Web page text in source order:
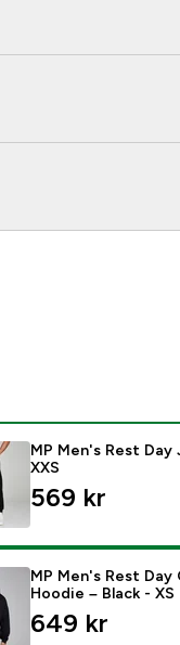
product - MP
MP Men's Rest Day
XXS
569 kr‎
product - MP
MP Men's Rest Day
Hoodie – Black - XS
649 kr‎